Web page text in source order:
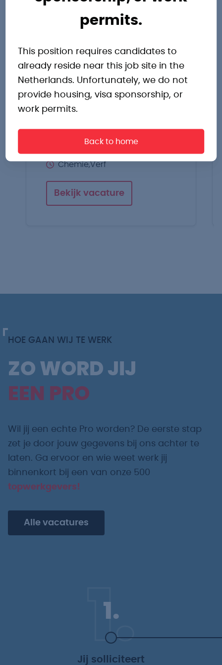
permits.
This position requires candidates to
already reside near this job site in the
Netherlands. Unfortunately, we do not
provide housing, visa sponsorship, or
work permits.
Back to home
Amsterdam
Start jouw nieuwe avontuur in
de chemie en bouw mee aan
kwaliteit.
Amsterdam
€2800,- tot €3250,- p.m.
Chemie,Verf
Bekijk vacature
HOE GAAN WIJ TE WERK
ZO WORD JIJ
EEN PRO
Wil jij een echte Pro worden? De eerste stap
zet je door jouw gegevens bij ons achter te
laten. Ga ervoor en wie weet werk jij
binnenkort bij een van onze 500
topwerkgevers!
Alle vacatures
1.
1.
Jij solliciteert